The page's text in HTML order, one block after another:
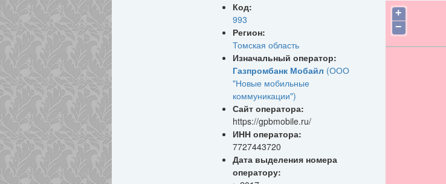
Код:
993
Регион:
Томская область
Изначальный оператор:
Газпромбанк Мобайл (ООО
"Новые мобильные
коммуникации")
Сайт оператора:
https://gpbmobile.ru/
ИНН оператора:
7727443720
Дата выделения номера
оператору:
+
−